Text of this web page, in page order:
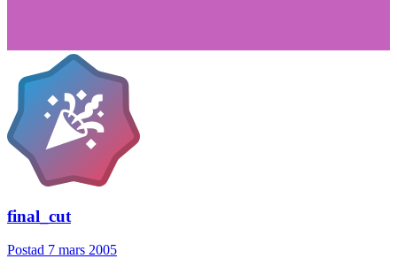
final_cut
Postad 7 mars 2005